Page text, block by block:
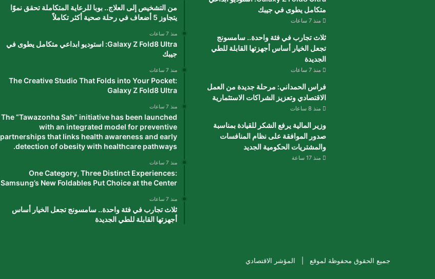
متكامل يطوى في جيبك
منذ 7 ساعات
ثلاث تجارب في فئة واحدة.. سامسونج
تجعل الخيار أساس أجهزتها القابلة للطي
الجديدة
منذ 7 ساعات
فراس الحمداني: مرحلة جديدة من العمل
الاقتصادي وتعزيز الشراكات الاستثمارية
منذ 8 ساعات
وزير المالية يرفع الشكر للقيادة بمناسبة
صدور الموافقة على نظام المنافسات
والمشتريات الحكومية الجديد
منذ 17 ساعة
من التشخيص إلى العلاج.. بوبا للرعاية المتكاملة تحقق نموًا
يتجاوز 5 أضعاف في رحلة صحية أكثر تكاملاً
منذ 7 ساعات
Galaxy Z Fold8 Ultra: استوديو ابداعي متكامل يطوى في
جيبك
منذ 7 ساعات
The Creative Studio That Folds into Your Pocket:
Galaxy Z Fold8 Ultra
منذ 7 ساعات
The “Tawazonha Sah” initiative has been launched
with an integrated model for preventive
partnerships that links health awareness and early
detection of obesity with healthcare pathways.
منذ 7 ساعات
One Category, Three Distinct Experiences:
Samsung’s New Foldables Put Choice at the Center
منذ 7 ساعات
ثلاث تجارب في فئة واحدة.. سامسونج تجعل الخيار أساس
أجهزتها القابلة للطي الجديدة
جميع الحقوق محفوظة لموقع | المؤشر الاقتصادي